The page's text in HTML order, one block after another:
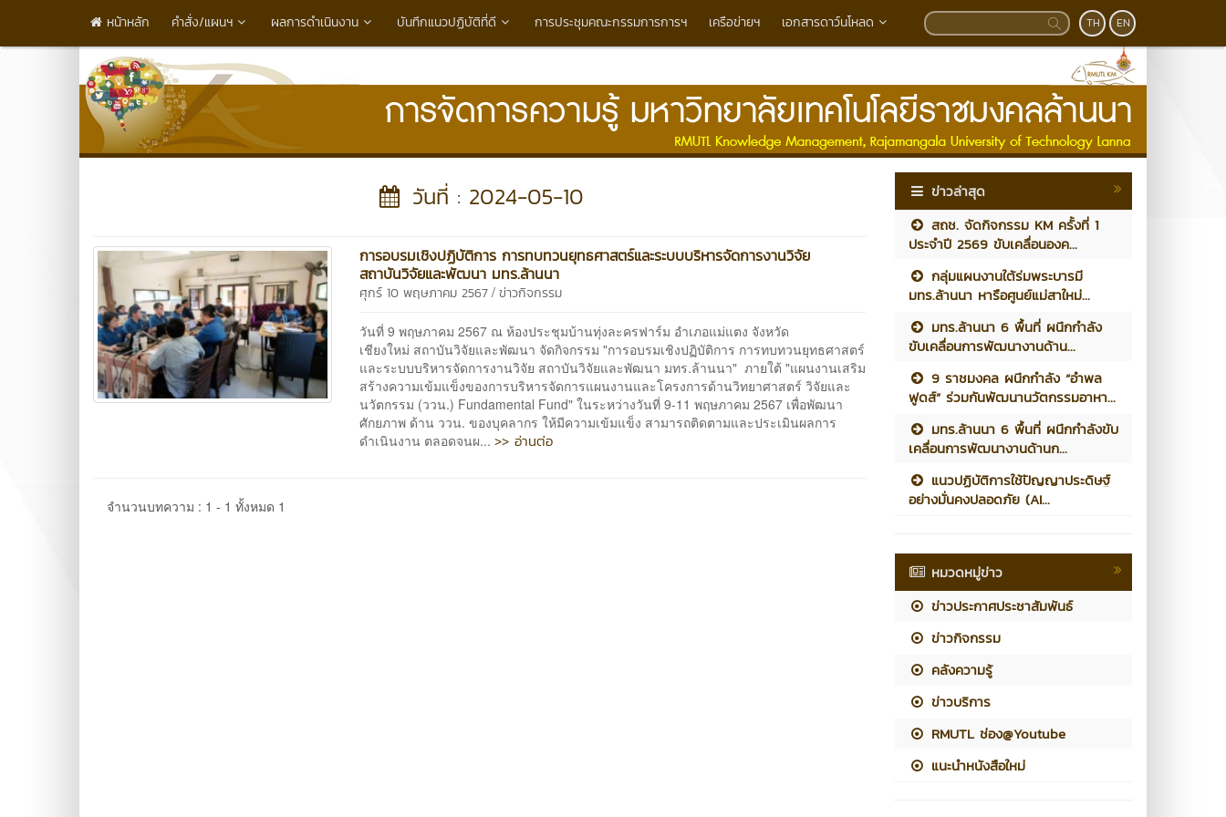
หน้าหลัก คำสั่ง/แผนฯ ผลการดำเนินงาน บันทึกแนวปฏิบัติที่ดี การประชุมคณะกรรมการการฯ เครือข่ายฯ เอกสารดาว์นโหลด TH EN
วันที่ : 2024-05-10
การอบรมเชิงปฏิบัติการ การทบทวนยุทธศาสตร์และระบบบริหารจัดการงานวิจัย
สถาบันวิจัยและพัฒนา มทร.ล้านนา
ศุกร์ 10 พฤษภาคม 2567 /ข่าวกิจกรรม
วันที่ 9 พฤษภาคม 2567 ณ ห้องประชุมบ้านทุ่งละครฟาร์ม อำเภอแม่แตง จังหวัด
เชียงใหม่ สถาบันวิจัยและพัฒนา จัดกิจกรรม "การอบรมเชิงปฏิบัติการ การทบทวนยุทธศาสตร์
และระบบบริหารจัดการงานวิจัย สถาบันวิจัยและพัฒนา มทร.ล้านนา" ภายใต้ "แผนงานเสริม
สร้างความเข้มแข็งของการบริหารจัดการแผนงานและโครงการด้านวิทยาศาสตร์ วิจัยและ
นวัตกรรม (ววน.) Fundamental Fund" ในระหว่างวันที่ 9-11 พฤษภาคม 2567 เพื่อพัฒนา
ศักยภาพ ด้าน ววน. ของบุคลากร ให้มีความเข้มแข็ง สามารถติดตามและประเมินผลการ
ดำเนินงาน ตลอดจนผ...>> อ่านต่อ
จำนวนบทความ : 1 - 1 ทั้งหมด 1
ข่าวล่าสุด
สถช. จัดกิจกรรม KM ครั้งที่ 1
ประจำปี 2569 ขับเคลื่อนองค...
กลุ่มแผนงานใต้ร่มพระบารมี
มทร.ล้านนา หารือศูนย์แม่สาใหม่...
มทร.ล้านนา 6 พื้นที่ ผนึกกำลัง
ขับเคลื่อนการพัฒนางานด้าน...
9 ราชมงคล ผนึกกำลัง “อำพล
ฟูดส์” ร่วมกันพัฒนานวัตกรรมอาหา...
มทร.ล้านนา 6 พื้นที่ ผนึกกำลังขับ
เคลื่อนการพัฒนางานด้านก...
แนวปฏิบัติการใช้ปัญญาประดิษฐ์
อย่างมั่นคงปลอดภัย (AI...
หมวดหมู่ข่าว
ข่าวประกาศประชาสัมพันธ์
ข่าวกิจกรรม
คลังความรู้
ข่าวบริการ
RMUTL ช่อง@Youtube
แนะนำหนังสือใหม่